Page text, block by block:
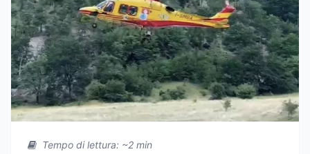
Tempo di lettura: ~2 min